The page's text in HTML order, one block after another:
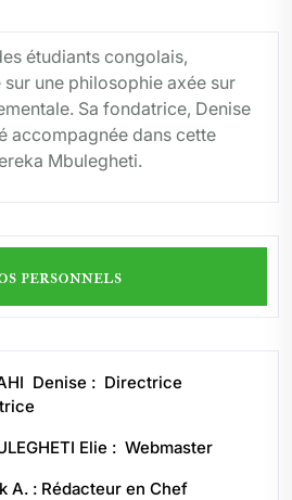
étudiants congolais,
sur une philosophie axée sur
Sa fondatrice, Denise
accompagnée dans cette
Mbulegheti.
personnels
Denise : Directrice
Elie : Webmaster
A. : Rédacteur en Chef